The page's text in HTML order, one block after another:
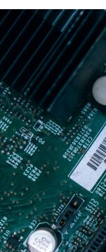
vous aider en